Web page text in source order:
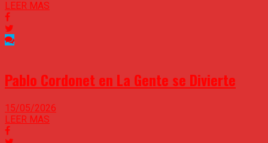
LEER MAS
Pablo Cordonet en La Gente se Divierte
15/05/2026
LEER MAS